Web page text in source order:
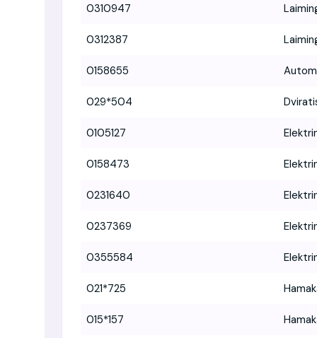
0310947
0312387
0158655
029*504
0105127
0158473
0231640
0237369
0355584
021*725
015*157